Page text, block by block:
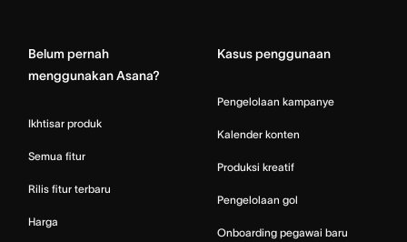
Belum pernah
menggunakan Asana?
Ikhtisar produk
Semua fitur
Rilis fitur terbaru
Harga
Kasus penggunaan
Pengelolaan kampanye
Kalender konten
Produksi kreatif
Pengelolaan gol
Onboarding pegawai baru